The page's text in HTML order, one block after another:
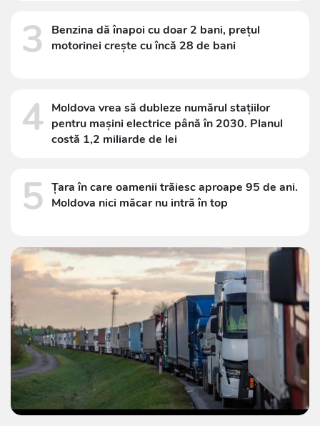
3
Benzina dă înapoi cu doar 2 bani, prețul
motorinei crește cu încă 28 de bani
4 Moldova vrea să dubleze numărul stațiilor
pentru mașini electrice până în 2030. Planul
costă 1,2 miliarde de lei
5 Țara în care oamenii trăiesc aproape 95 de ani.
Moldova nici măcar nu intră în top